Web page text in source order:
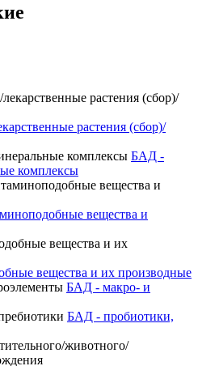
растения (сбор)/
БАД -
комплексы
вещества и
вещества и их производные
БАД - макро- и
БАД - пробиотики,